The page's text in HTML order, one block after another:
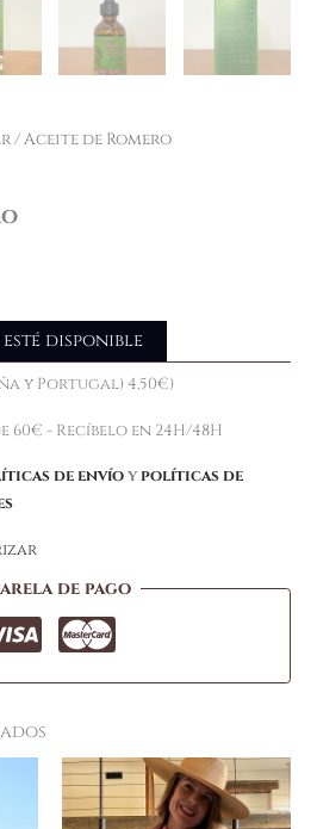
/ Aceite de Romero
disponible
y Portugal) 4,50€)
60€ - Recíbelo en 24H/48H
de envíoy políticas de
de pago